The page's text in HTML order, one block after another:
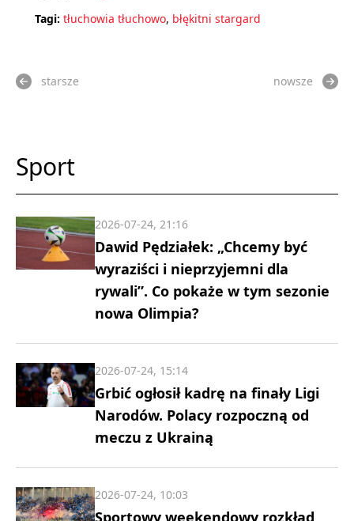
Tagi: tłuchowia tłuchowo, błękitni stargard
starsze nowsze
Sport
Dawid Pędziałek: „Chcemy być
wyraziści i nieprzyjemni dla
rywali”. Co pokaże w tym sezonie
nowa Olimpia?
2026-07-24, 21:16
Grbić ogłosił kadrę na finały Ligi
Narodów. Polacy rozpoczną od
meczu z Ukrainą
2026-07-24, 15:14
Sportowy weekendowy rozkład
2026-07-24, 10:03